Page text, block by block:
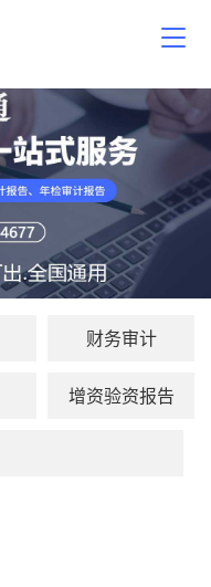
财务审计
增资验资报告